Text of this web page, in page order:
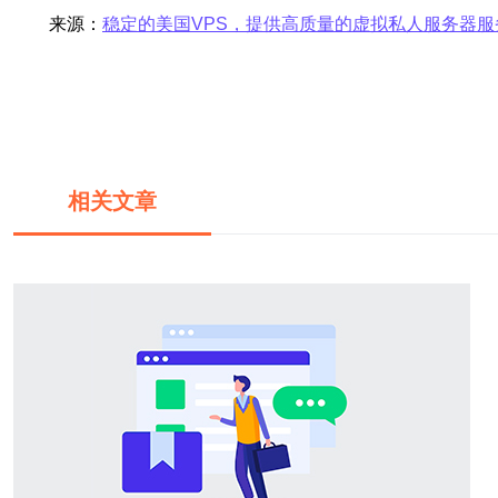
来源： 稳定的美国VPS，提供高质量的虚拟私人服务器服
相关文章